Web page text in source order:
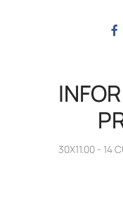
30X11.00 - 14